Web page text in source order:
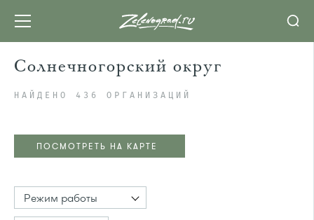
Солнечногорский округ
НАЙДЕНО 436 ОРГАНИЗАЦИЙ
ПОСМОТРЕТЬ НА КАРТЕ
Режим работы